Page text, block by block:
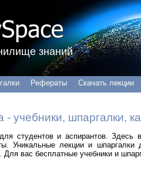
знаний
Рефераты Скачать лекции
- учебники, шпаргалки,
студентов и аспирантов. Здесь
Уникальные лекции и
вас бесплатные учебники и